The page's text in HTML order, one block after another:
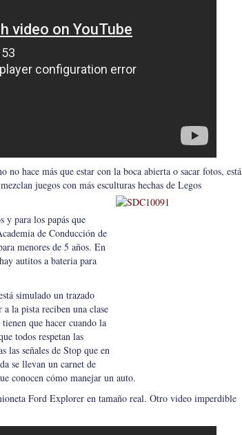
no hace más que estar con la boca abierta o sacar fotos, está
juegos con más esculturas hechas de Legos
y para los papás que
de Conducción de
menores de 5 años. En
autitos a bateria para
simulado un trazado
a la pista reciben una clase
que hacer cuando la
todos respetan las
las señales de Stop que en
se llevan un carnet de
conocen cómo manejar un auto.
Ford Explorer en tamaño real. Otro video imperdible